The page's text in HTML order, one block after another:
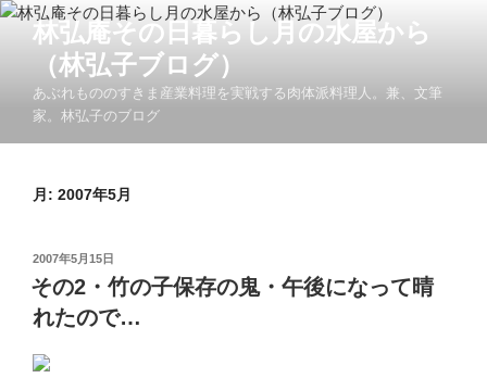
コ
へ
林弘庵その日暮らし月の水屋から
（林弘子ブログ）
あぶれもののすきま産業料理を実戦する肉体派料理人。兼、文筆
家。林弘子のブログ
月: 2007年5月
投
稿
日:
2007年5月15日
その2・竹の子保存の鬼・午後になって晴
れたので…